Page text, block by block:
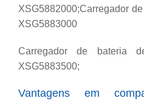
XSG5882000;Carregador
XSG5883000
Carregador de
XSG5883500;
Vantagens em